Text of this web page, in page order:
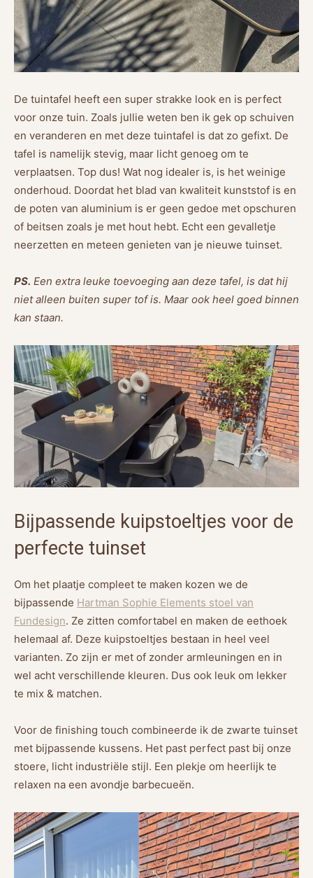
De tuintafel heeft een super strakke look en is perfect
voor onze tuin. Zoals jullie weten ben ik gek op schuiven
en veranderen en met deze tuintafel is dat zo gefixt. De
tafel is namelijk stevig, maar licht genoeg om te
verplaatsen. Top dus! Wat nog idealer is, is het weinige
onderhoud. Doordat het blad van kwaliteit kunststof is en
de poten van aluminium is er geen gedoe met opschuren
of beitsen zoals je met hout hebt. Echt een gevalletje
neerzetten en meteen genieten van je nieuwe tuinset.
PS. Een extra leuke toevoeging aan deze tafel, is dat hij
niet alleen buiten super tof is. Maar ook heel goed binnen
kan staan.
Bijpassende kuipstoeltjes voor de
perfecte tuinset
Om het plaatje compleet te maken kozen we de
bijpassende Hartman Sophie Elements stoel van
Fundesign. Ze zitten comfortabel en maken de eethoek
helemaal af. Deze kuipstoeltjes bestaan in heel veel
varianten. Zo zijn er met of zonder armleuningen en in
wel acht verschillende kleuren. Dus ook leuk om lekker
te mix & matchen.
Voor de finishing touch combineerde ik de zwarte tuinset
met bijpassende kussens. Het past perfect past bij onze
stoere, licht industriële stijl. Een plekje om heerlijk te
relaxen na een avondje barbecueën.